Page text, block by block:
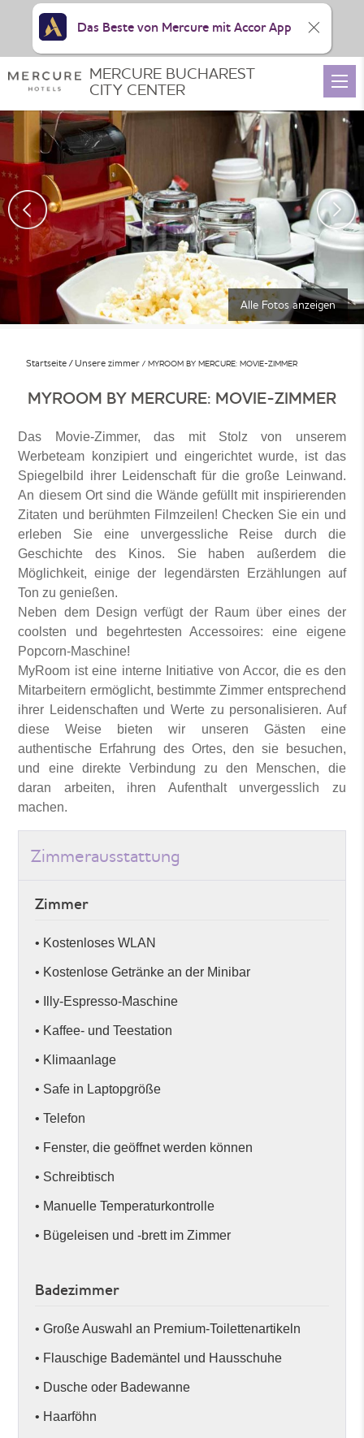
Alle Fotos anzeigen
Startseite Unsere zimmer MYROOM BY MERCURE: MOVIE-ZIMMER
MYROOM BY MERCURE: MOVIE-ZIMMER
Das Movie-Zimmer, das mit Stolz von unserem
Werbeteam konzipiert und eingerichtet wurde, ist das
Spiegelbild ihrer Leidenschaft für die große Leinwand.
An diesem Ort sind die Wände gefüllt mit inspirierenden
Zitaten und berühmten Filmzeilen! Checken Sie ein und
erleben Sie eine unvergessliche Reise durch die
Geschichte des Kinos. Sie haben außerdem die
Möglichkeit, einige der legendärsten Erzählungen auf
Ton zu genießen.
Neben dem Design verfügt der Raum über eines der
coolsten und begehrtesten Accessoires: eine eigene
Popcorn-Maschine!
MyRoom ist eine interne Initiative von Accor, die es den
Mitarbeitern ermöglicht, bestimmte Zimmer entsprechend
ihrer Leidenschaften und Werte zu personalisieren. Auf
diese Weise bieten wir unseren Gästen eine
authentische Erfahrung des Ortes, den sie besuchen,
und eine direkte Verbindung zu den Menschen, die
daran arbeiten, ihren Aufenthalt unvergesslich zu
machen.
Zimmerausstattung
Zimmer
• Kostenloses WLAN
• Kostenlose Getränke an der Minibar
• Illy-Espresso-Maschine
• Kaffee- und Teestation
• Klimaanlage
• Safe in Laptopgröße
• Telefon
• Fenster, die geöffnet werden können
• Schreibtisch
• Manuelle Temperaturkontrolle
• Bügeleisen und -brett im Zimmer
Badezimmer
• Große Auswahl an Premium-Toilettenartikeln
• Flauschige Bademäntel und Hausschuhe
• Dusche oder Badewanne
• Haarföhn
MERCURE BUCHAREST
CITY CENTER
Das Beste von Mercure mit Accor App